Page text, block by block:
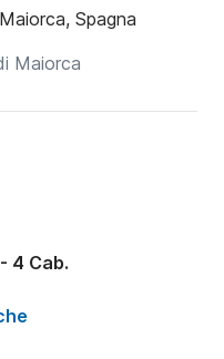
Spagna
4 Cab.